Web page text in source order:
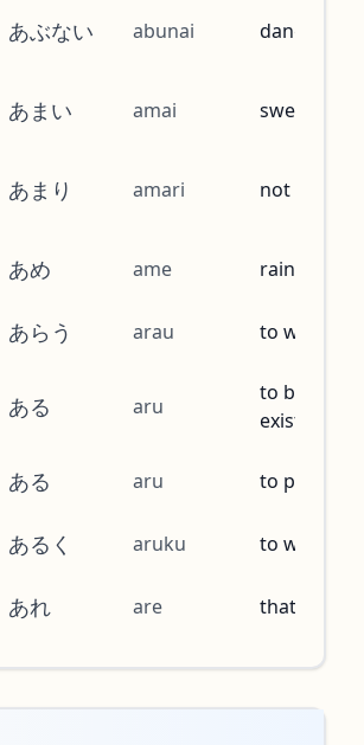
あぶない abunai dangerous
あまい amai sweet
あまり amari not so
あめ ame rain
あらう arau to wash
ある aru
to be, to
exist
ある aru to possess
あるく aruku to walk
あれ are that one